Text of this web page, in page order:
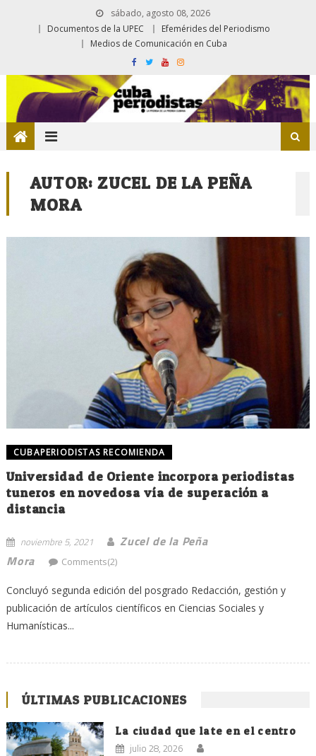
sábado, agosto 08, 2026
Documentos de la UPEC
Efemérides del Periodismo
Medios de Comunicación en Cuba
AUTOR:ZUCEL DE LA PEÑA
MORA
CUBAPERIODISTAS RECOMIENDA
Universidad de Oriente incorpora periodistas
tuneros en novedosa vía de superación a
distancia
noviembre 5, 2021
Zucel de la Peña
Mora
Comments(2)
Concluyó segunda edición del posgrado Redacción, gestión y
publicación de artículos científicos en Ciencias Sociales y
Humanísticas...
ÚLTIMAS PUBLICACIONES
La ciudad que late en el centro
julio 28, 2026